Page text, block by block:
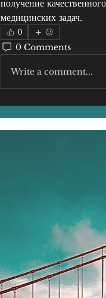
получение
медицинских задач.
0
0 Comments
Write a comment...